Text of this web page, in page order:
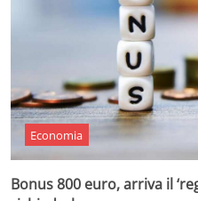
Economia
Bonus 800 euro, arriva il